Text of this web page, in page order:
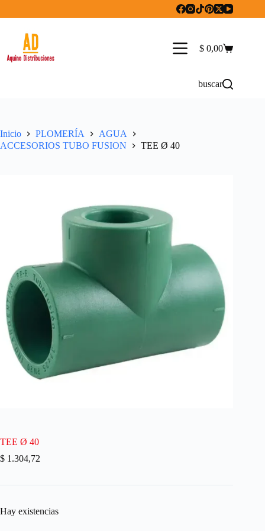
Carro
$ 0,00
buscar
Inicio PLOMERÍA
AGUA
ACCESORIOS TUBO FUSION
TEE Ø 40
TEE Ø 40
$ 1.304,72
Hay existencias